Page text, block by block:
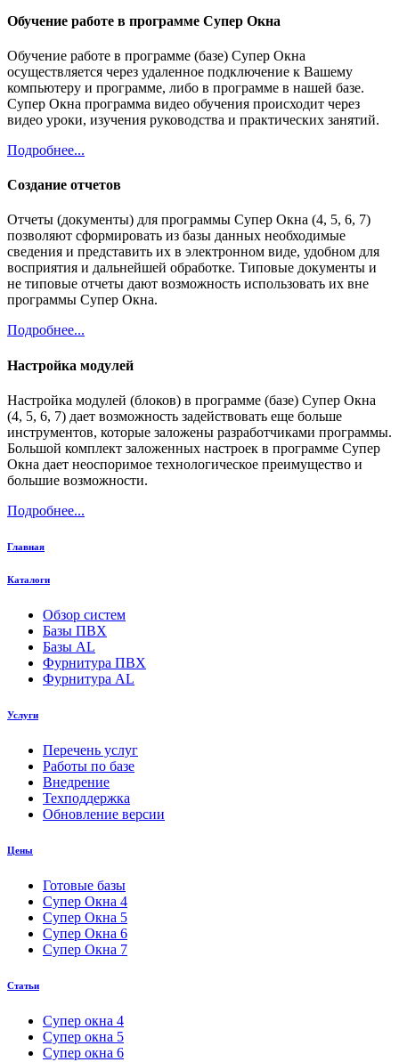
Обучение работе в программе Супер Окна
Обучение работе в программе (базе) Супер Окна
осуществляется через удаленное подключение к Вашему
компьютеру и программе, либо в программе в нашей базе.
Супер Окна программа видео обучения происходит через
видео уроки, изучения руководства и практических занятий.
Подробнее...
Создание отчетов
Отчеты (документы) для программы Супер Окна (4, 5, 6, 7)
позволяют сформировать из базы данных необходимые
сведения и представить их в электронном виде, удобном для
восприятия и дальнейшей обработке. Типовые документы и
не типовые отчеты дают возможность использовать их вне
программы Супер Окна.
Подробнее...
Настройка модулей
Настройка модулей (блоков) в программе (базе) Супер Окна
(4, 5, 6, 7) дает возможность задействовать еще больше
инструментов, которые заложены разработчиками программы.
Большой комплект заложенных настроек в программе Супер
Окна дает неоспоримое технологическое преимущество и
большие возможности.
Подробнее...
Главная
Каталоги
Обзор систем
Базы ПВХ
Базы AL
Фурнитура ПВХ
Фурнитура AL
Услуги
Перечень услуг
Работы по базе
Внедрение
Техподдержка
Обновление версии
Цены
Готовые базы
Супер Окна 4
Супер Окна 5
Супер Окна 6
Супер Окна 7
Статьи
Супер окна 4
Супер окна 5
Супер окна 6